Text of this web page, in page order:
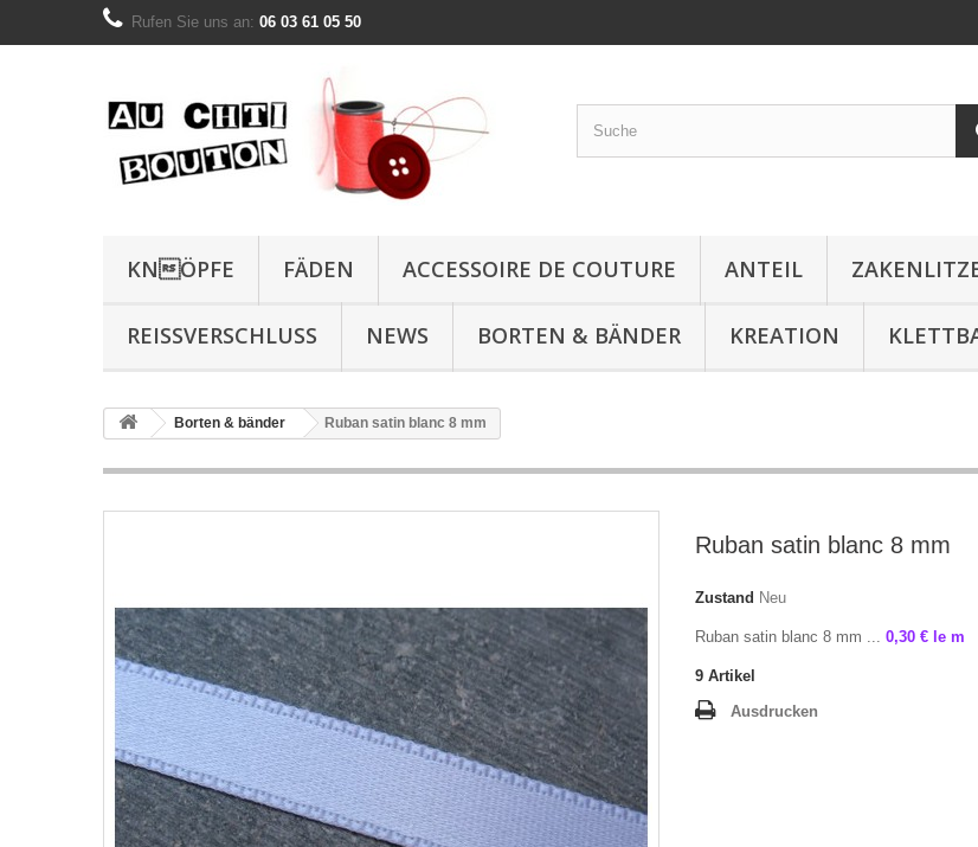
Rufen Sie uns an: 06 03 61 05 50
KNÖPFE FÄDEN ACCESSOIRE DE COUTURE ANTEIL
REISSVERSCHLUSS NEWS BORTEN & BÄNDER KREATION
Borten & bänder Ruban satin blanc 8 mm
Ruban satin blanc 8 mm
Zustand Neu
Ruban satin blanc 8 mm ... 0,30 € le m
9 Artikel
Ausdrucken